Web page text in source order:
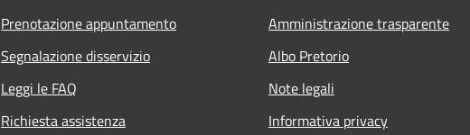
Prenotazione appuntamento
Segnalazione disservizio
Leggi le FAQ
Richiesta assistenza
Amministrazione trasparente
Albo Pretorio
Note legali
Informativa privacy